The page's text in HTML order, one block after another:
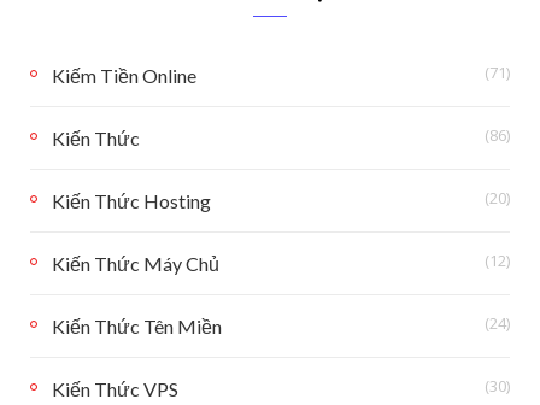
Kiếm Tiền Online (71)
Kiến Thức (86)
Kiến Thức Hosting (20)
Kiến Thức Máy Chủ (12)
Kiến Thức Tên Miền (24)
Kiến Thức VPS (30)